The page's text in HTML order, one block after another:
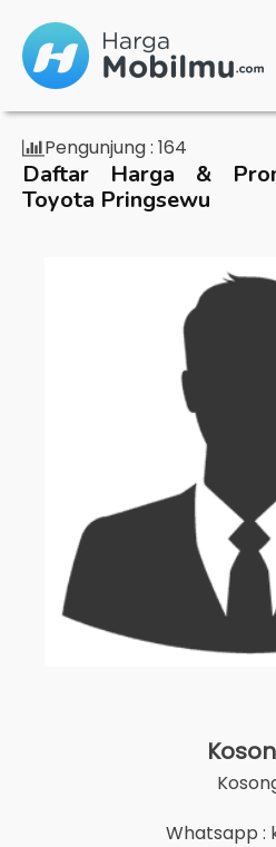
Pengunjung : 164
Daftar Harga &
Toyota Pringsewu
Whatsapp :